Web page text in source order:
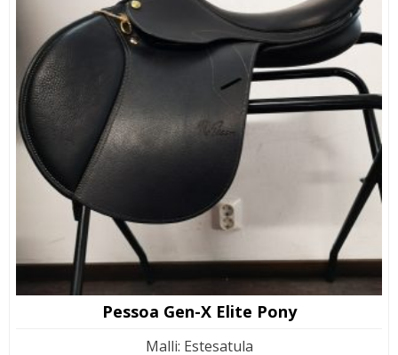
Pessoa Gen-X Elite Pony
Malli: Estesatula